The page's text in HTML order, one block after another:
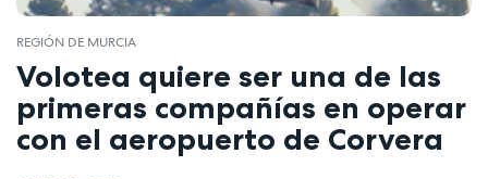
REGIÓN DE MURCIA
Volotea quiere ser una de las
primeras compañías en operar
con el aeropuerto de Corvera